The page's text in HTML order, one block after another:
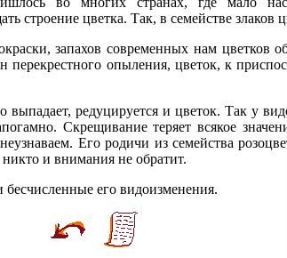
строение цветка. Так, в семействе злаков
запахов современных нам цветков
перекрестного опыления, цветок, к
выпадает, редуцируется и цветок. Так у
Скрещивание теряет всякое
Его родичи из семейства
и внимания не обратит.
его видоизменения.